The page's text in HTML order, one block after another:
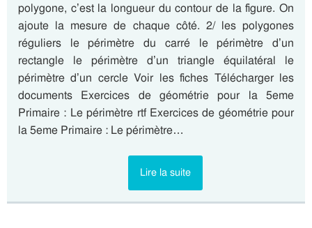
polygone, c’est la longueur du contour de la figure. On
ajoute la mesure de chaque côté. 2/ les polygones
réguliers le périmètre du carré le périmètre d’un
rectangle le périmètre d’un triangle équilatéral le
périmètre d’un cercle Voir les fiches Télécharger les
documents Exercices de géométrie pour la 5eme
Primaire : Le périmètre rtf Exercices de géométrie pour
la 5eme Primaire : Le périmètre…
Lire la suite